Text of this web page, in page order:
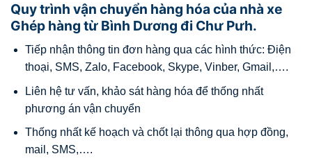
Quy trình vận chuyển hàng hóa của nhà xe
Ghép hàng từ Bình Dương đi Chư Pưh.
Tiếp nhận thông tin đơn hàng qua các hình thức: Điện
thoại, SMS, Zalo, Facebook, Skype, Vinber, Gmail,….
Liên hệ tư vấn, khảo sát hàng hóa để thống nhất
phương án vận chuyển
Thống nhất kế hoạch và chốt lại thông qua hợp đồng,
mail, SMS,….